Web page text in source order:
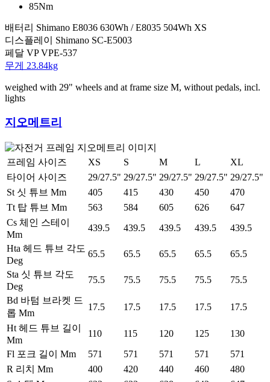
85Nm
배터리 Shimano E8036 630Wh / E8035 504Wh XS
디스플레이
Shimano SC-E5003
페달 VP VPE-537
무게 23.84kg
weighed with 29" wheels and at frame size M, without pedals, incl.
lights
지오메트리
프레임 사이즈 XS S M L
XL
타이어 사이즈
29/27.5" 29/27.5" 29/27.5" 29/27.5" 29/27.5"
St 싯 튜브 Mm
405 415 430 450
470
Tt 탑 튜브 Mm
563 584 605 626
647
Cs 체인 스테이
Mm
439.5 439.5 439.5 439.5
439.5
Hta 헤드 튜브 각도
Deg
65.5 65.5 65.5 65.5
65.5
Sta 싯 튜브 각도
Deg
75.5 75.5 75.5 75.5
75.5
Bd 바텀 브라켓 드
롭 Mm
17.5 17.5 17.5 17.5 17.5
Ht 헤드 튜브 길이
Mm
110 115 120 125
130
Fl 포크 길이 Mm
571 571 571 571
571
R 리치 Mm
400 420 440 460
480